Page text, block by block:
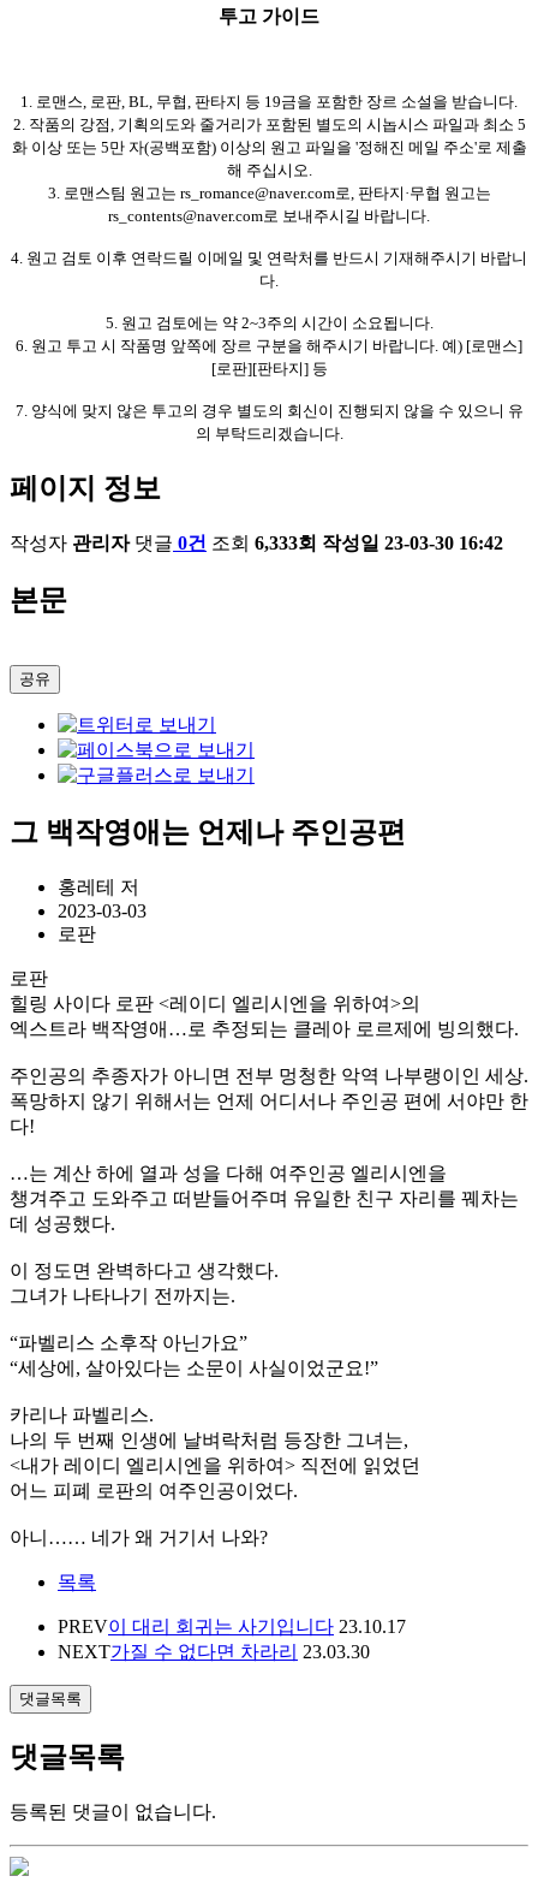
투고 가이드
1. 로맨스, 로판, BL, 무협, 판타지 등 19금을 포함한 장르 소설을 받습니다.
2. 작품의 강점, 기획의도와 줄거리가 포함된 별도의 시놉시스 파일과 최소 5
화 이상 또는 5만 자(공백포함) 이상의 원고 파일을 '정해진 메일 주소'로 제출
해 주십시오.
3. 로맨스팀 원고는 rs_romance@naver.com로, 판타지·무협 원고는
rs_contents@naver.com로 보내주시길 바랍니다.
4. 원고 검토 이후 연락드릴 이메일 및 연락처를 반드시 기재해주시기 바랍니
다.
5. 원고 검토에는 약 2~3주의 시간이 소요됩니다.
6. 원고 투고 시 작품명 앞쪽에 장르 구분을 해주시기 바랍니다. 예) [로맨스]
[로판][판타지] 등
7. 양식에 맞지 않은 투고의 경우 별도의 회신이 진행되지 않을 수 있으니 유
의 부탁드리겠습니다.
페이지 정보
작성자 관리자 댓글 0건 조회 6,333회 작성일 23-03-30 16:42
본문
공유
그 백작영애는 언제나 주인공편
홍레테 저
2023-03-03
로판
로판
힐링 사이다 로판 <레이디 엘리시엔을 위하여>의
엑스트라 백작영애…로 추정되는 클레아 로르제에 빙의했다.
주인공의 추종자가 아니면 전부 멍청한 악역 나부랭이인 세상.
폭망하지 않기 위해서는 언제 어디서나 주인공 편에 서야만 한
다!
…는 계산 하에 열과 성을 다해 여주인공 엘리시엔을
챙겨주고 도와주고 떠받들어주며 유일한 친구 자리를 꿰차는
데 성공했다.
이 정도면 완벽하다고 생각했다.
그녀가 나타나기 전까지는.
“파벨리스 소후작 아닌가요”
“세상에, 살아있다는 소문이 사실이었군요!”
카리나 파벨리스.
나의 두 번째 인생에 날벼락처럼 등장한 그녀는,
<내가 레이디 엘리시엔을 위하여> 직전에 읽었던
어느 피폐 로판의 여주인공이었다.
아니…… 네가 왜 거기서 나와?
목록
PREV이 대리 회귀는 사기입니다 23.10.17
NEXT가질 수 없다면 차라리 23.03.30
댓글목록
댓글목록
등록된 댓글이 없습니다.